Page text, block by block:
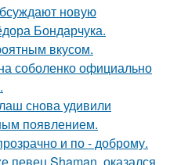
новую
Бондарчука.
вкусом.
соболенко официально
снова удивили
появлением.
и по - доброму.